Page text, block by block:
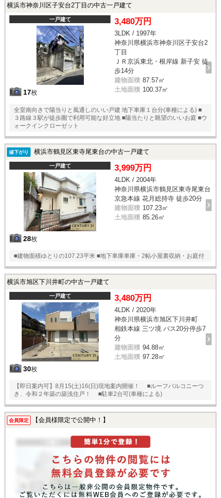
横浜市神奈川区子安台2丁目の中古一戸建て
一戸建て
17枚
3,480万円
3LDK / 1997年
神奈川県横浜市神奈川区子安台2
丁目
ＪＲ京浜東北・根岸線 新子安 徒
歩14分
建物面積 87.57㎡
土地面積 100.37㎡
全室南向きで陽当りと風通しのいい戸建 地下車庫１台分(車種による) ■
３路線３駅が徒歩圏で利用可能な好立地 ■陽当たりと眺望のいいお庭 ■ウ
ォークインクローゼット
値下がり 横浜市鶴見区東寺尾東台の中古一戸建て
一戸建て
28枚
3,999万円
4LDK / 2004年
神奈川県横浜市鶴見区東寺尾東台
京急本線 花月総持寺 徒歩20分
建物面積 107.23㎡
土地面積 85.26㎡
■建物面積ゆとりの107.23平米 ■地下車庫車庫・2帖小屋裏収納・お庭付
横浜市旭区下川井町の中古一戸建て
一戸建て
30枚
3,480万円
4LDK / 2020年
神奈川県横浜市旭区下川井町
相鉄本線 三ツ境 バス20分停歩7
分
建物面積 94.88㎡
土地面積 97.28㎡
【即日案内可】8月15(土)16(日)現地案内開催！ ■ルーフバルコニーつ
き、令和２年築の築浅住戸！ ■駐車2台可(車種による)
会員限定 【会員様限定で公開中！】